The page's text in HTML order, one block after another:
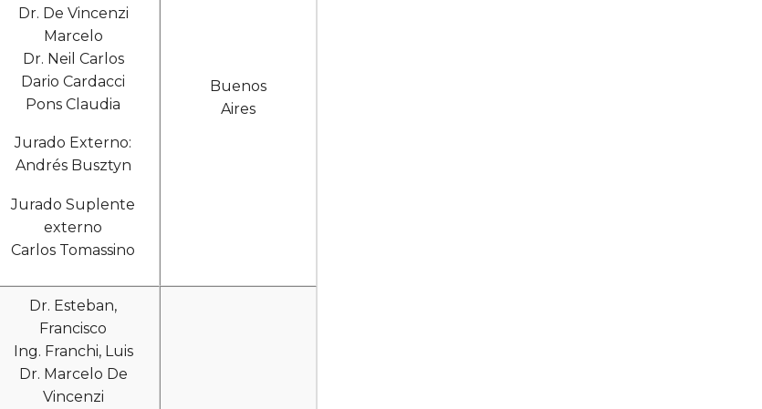
Dr. De Vincenzi
Marcelo
Dr. Neil Carlos
Dario Cardacci
Pons Claudia
Jurado Externo:
Andrés Busztyn
Jurado Suplente
externo
Carlos Tomassino
Buenos
Aires
Dr. Esteban,
Francisco
Ing. Franchi, Luis
Dr. Marcelo De
Vincenzi